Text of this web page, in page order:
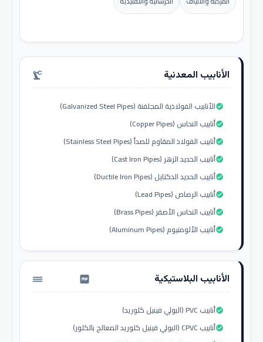
الأنابيب المعدنية precision_manufacturing
الأنابيب الفولاذية المجلفنة (Galvanized Steel Pipes)check_circle
أنابيب النحاس (Copper Pipes)check_circle
أنابيب الفولاذ المقاوم للصدأ (Stainless Steel Pipes)check_circle
أنابيب الحديد الزهر (Cast Iron Pipes)check_circle
أنابيب الحديد الدكتايل (Ductile Iron Pipes)check_circle
أنابيب الرصاص (Lead Pipes)check_circle
أنابيب النحاس الأصفر (Brass Pipes)check_circle
أنابيب الألومنيوم (Aluminum Pipes)check_circle
الأنابيب البلاستيكية water_pump
أنابيب PVC (البولي فينيل كلوريد)check_circle
أنابيب CPVC (البولي فينيل كلوريد المعالج بالكلور)check_circle